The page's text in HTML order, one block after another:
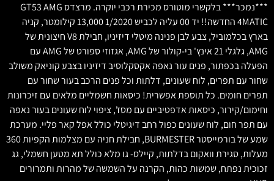
***נמכר*** בלקשרי מוטורס מכירת רכבי יוקרה. מרצדס GT53 AMG
4MATIC החדשה!! יד 00 עליה לכביש 1/2020 13,000 קילומטר, קניה
בארץ בכלמוביל, צבע לבן פנינה מיטלי דיזיניו, חבילת V8 חיצונית של
AMG, גלגלי 21 אינץ' בי-קולור של AMG, אגזוזי ספורט של AMG עם
הפעלה בכפתור, פנים עור נאפה אקסקלוסיב דיזיניו בצבע קוניאק משולב
שחור עם תפרים, לוח שעונים, דלתות וכל פנים הרכב בעור שחור עם
תפרים חומים. כל תוספת אפשרית! כיסאות חשמליים מלאים עם זיכרונות
וחימום/קירור, כיסאות אדפטיביים עם מסז', ציפוי לוח שעונים בעור נאפה
עם תפר חום, לוח שעונים כפול רחב דיגיטלי כולל אפל קאר פליי. מערכת
שמע של בורמייסטר BURMESTER, חבילת חניה עם מצלמות הקפיות 360
מעלות, סגירת וואקום בדלתות, קיילס- גו מלא כולל תא מטען חשמלי, גג
זכוכית נפתח, שמשות כהות, הקרנה על השמשה של מהרות ותמרורים